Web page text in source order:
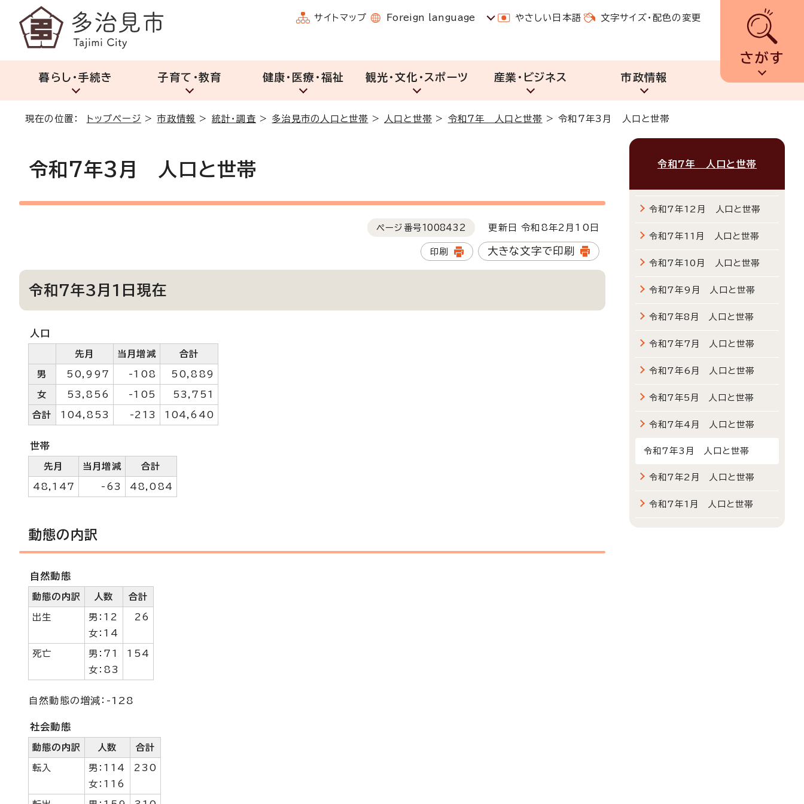
サイトマップ Foreign language やさしい日本語 文字サイズ・配色の変更
さがす
暮らし・手続き 子育て・教育 健康・医療・福祉 観光・文化・スポーツ 産業・ビジネス 市政情報
現在の位置： トップページ >市政情報 > 統計・調査 > 多治見市の人口と世帯 > 人口と世帯 > 令和7年 人口と世帯 >令和7年3月 人口と世帯
令和7年3月 人口と世帯
ページ番号1008432 更新日 令和8年2月10日
印刷 大きな文字で印刷
令和7年3月1日現在
人口
先月 当月増減 合計
男 50,997 -108 50,889
女 53,856 -105 53,751
合計 104,853 -213 104,640
世帯
先月 当月増減 合計
48,147 -63 48,084
動態の内訳
自然動態
動態の内訳 人数 合計
出生
男：12
女：14
26
死亡
男：71
女：83
154
自然動態の増減：-128
社会動態
動態の内訳 人数 合計
転入
男：114
女：116
230
令和7年 人口と世帯
令和7年12月 人口と世帯
令和7年11月 人口と世帯
令和7年10月 人口と世帯
令和7年9月 人口と世帯
令和7年8月 人口と世帯
令和7年7月 人口と世帯
令和7年6月 人口と世帯
令和7年5月 人口と世帯
令和7年4月 人口と世帯
令和7年3月 人口と世帯
令和7年2月 人口と世帯
令和7年1月 人口と世帯